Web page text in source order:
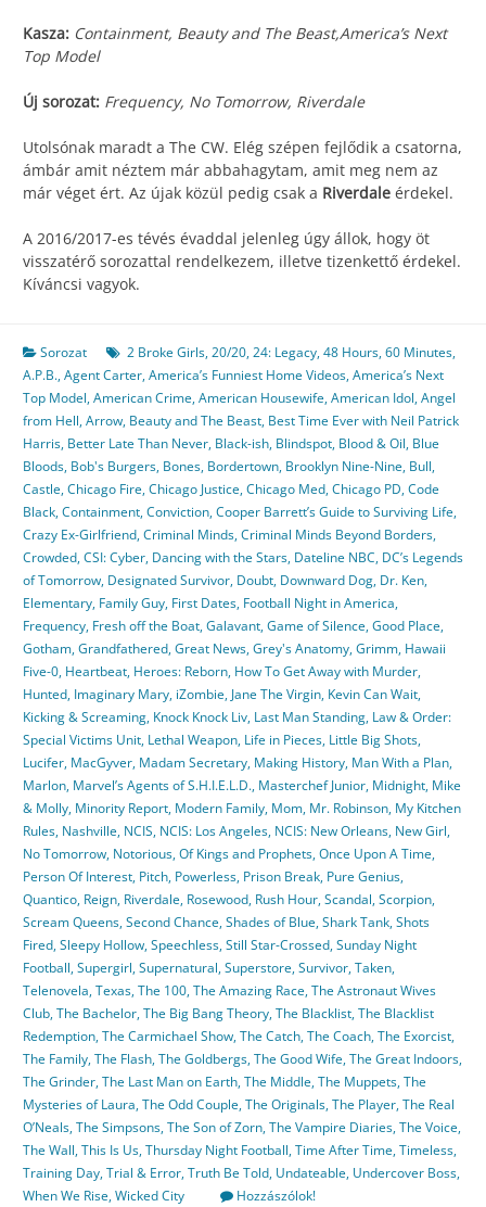
Kasza: Containment, Beauty and The Beast,America’s Next
Top Model
Új sorozat: Frequency, No Tomorrow, Riverdale
Utolsónak maradt a The CW. Elég szépen fejlődik a csatorna,
ámbár amit néztem már abbahagytam, amit meg nem az
már véget ért. Az újak közül pedig csak a Riverdale érdekel.
A 2016/2017-es tévés évaddal jelenleg úgy állok, hogy öt
visszatérő sorozattal rendelkezem, illetve tizenkettő érdekel.
Kíváncsi vagyok.
Sorozat 2 Broke Girls,20/20,24: Legacy,48 Hours,60 Minutes,
A.P.B.,Agent Carter,America’s Funniest Home Videos,America’s Next
Top Model,American Crime,American Housewife,American Idol,Angel
from Hell,Arrow, Beauty and The Beast, Best Time Ever with Neil Patrick
Harris, Better Late Than Never, Black-ish, Blindspot, Blood & Oil, Blue
Bloods, Bob's Burgers, Bones, Bordertown, Brooklyn Nine-Nine, Bull,
Castle,Chicago Fire,Chicago Justice,Chicago Med,Chicago PD,Code
Black,Containment,Conviction,Cooper Barrett’s Guide to Surviving Life,
Crazy Ex-Girlfriend,Criminal Minds,Criminal Minds Beyond Borders,
Crowded,CSI: Cyber, Dancing with the Stars, Dateline NBC, DC’s Legends
of Tomorrow, Designated Survivor, Doubt, Downward Dog, Dr. Ken,
Elementary, Family Guy, First Dates, Football Night in America,
Frequency, Fresh off the Boat,Galavant,Game of Silence,Good Place,
Gotham,Grandfathered,Great News,Grey's Anatomy,Grimm, Hawaii
Five-0, Heartbeat, Heroes: Reborn, How To Get Away with Murder,
Hunted, Imaginary Mary, iZombie,Jane The Virgin, Kevin Can Wait,
Kicking & Screaming, Knock Knock Liv, Last Man Standing, Law & Order:
Special Victims Unit, Lethal Weapon, Life in Pieces, Little Big Shots,
Lucifer, MacGyver, Madam Secretary, Making History, Man With a Plan,
Marlon, Marvel’s Agents of S.H.I.E.L.D., Masterchef Junior, Midnight, Mike
& Molly, Minority Report, Modern Family, Mom, Mr. Robinson, My Kitchen
Rules, Nashville, NCIS, NCIS: Los Angeles, NCIS: New Orleans, New Girl,
No Tomorrow, Notorious,Of Kings and Prophets,Once Upon A Time,
Person Of Interest, Pitch, Powerless, Prison Break, Pure Genius,
Quantico, Reign, Riverdale, Rosewood, Rush Hour,Scandal,Scorpion,
Scream Queens,Second Chance,Shades of Blue,Shark Tank,Shots
Fired,Sleepy Hollow,Speechless,Still Star-Crossed,Sunday Night
Football,Supergirl,Supernatural,Superstore,Survivor,Taken,
Telenovela,Texas,The 100,The Amazing Race,The Astronaut Wives
Club,The Bachelor,The Big Bang Theory,The Blacklist,The Blacklist
Redemption,The Carmichael Show,The Catch,The Coach,The Exorcist,
The Family,The Flash,The Goldbergs,The Good Wife,The Great Indoors,
The Grinder,The Last Man on Earth,The Middle,The Muppets,The
Mysteries of Laura,The Odd Couple,The Originals,The Player,The Real
O’Neals,The Simpsons,The Son of Zorn,The Vampire Diaries,The Voice,
The Wall,This Is Us,Thursday Night Football,Time After Time,Timeless,
Training Day,Trial & Error,Truth Be Told, Undateable, Undercover Boss,
When We Rise,Wicked City Hozzászólok!